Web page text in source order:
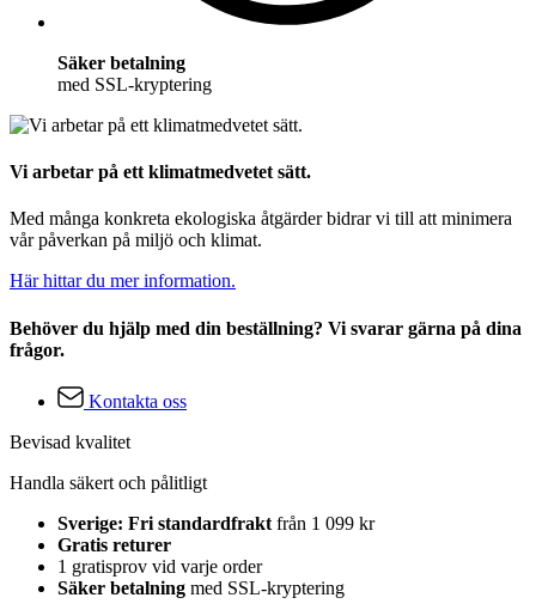
Säker betalning
med SSL-kryptering
Vi arbetar på ett klimatmedvetet sätt.
Med många konkreta ekologiska åtgärder bidrar vi till att minimera
vår påverkan på miljö och klimat.
Här hittar du mer information.
Behöver du hjälp med din beställning? Vi svarar gärna på dina
frågor.
Kontakta oss
Bevisad kvalitet
Handla säkert och pålitligt
Sverige: Fri standardfrakt från 1 099 kr
Gratis returer
1 gratisprov vid varje order
Säker betalning med SSL-kryptering